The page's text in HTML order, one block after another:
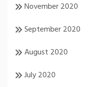
November 2020
September 2020
August 2020
July 2020